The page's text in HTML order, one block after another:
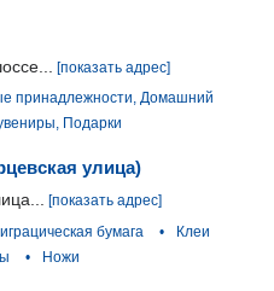
[показать адрес]
принадлежности, Домашний
Подарки
улица)
[показать адрес]
бумага •
Клеи
• Ножи